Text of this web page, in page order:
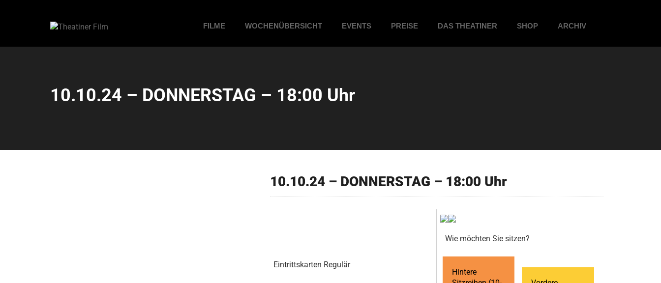
FILME WOCHENÜBERSICHT EVENTS PREISE DAS THEATINER SHOP ARCHIV
10.10.24 – DONNERSTAG – 18:00 Uhr
10.10.24 – DONNERSTAG – 18:00 Uhr
Eintrittskarten Regulär
Wie möchten Sie sitzen?
Hintere